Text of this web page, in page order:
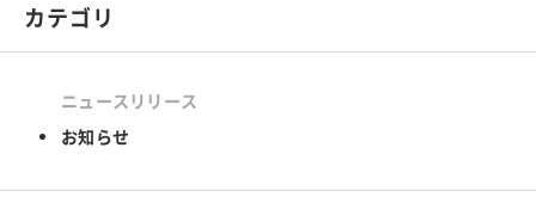
カテゴリ
ニュースリリース
お知らせ